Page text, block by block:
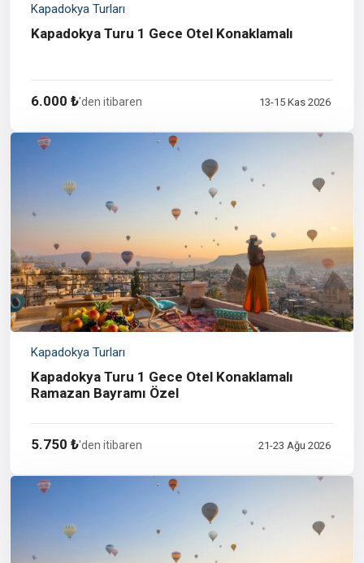
Kapadokya Turları
Kapadokya Turu 1 Gece Otel Konaklamalı
6.000 ₺'den itibaren 13-15 Kas 2026
Kapadokya Turları
Kapadokya Turu 1 Gece Otel Konaklamalı
Ramazan Bayramı Özel
5.750 ₺'den itibaren 21-23 Ağu 2026